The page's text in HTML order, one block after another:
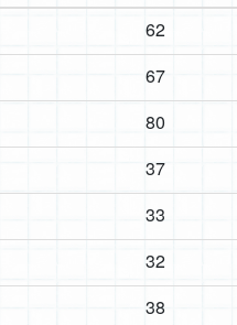
62
67
80
37
33
32
38